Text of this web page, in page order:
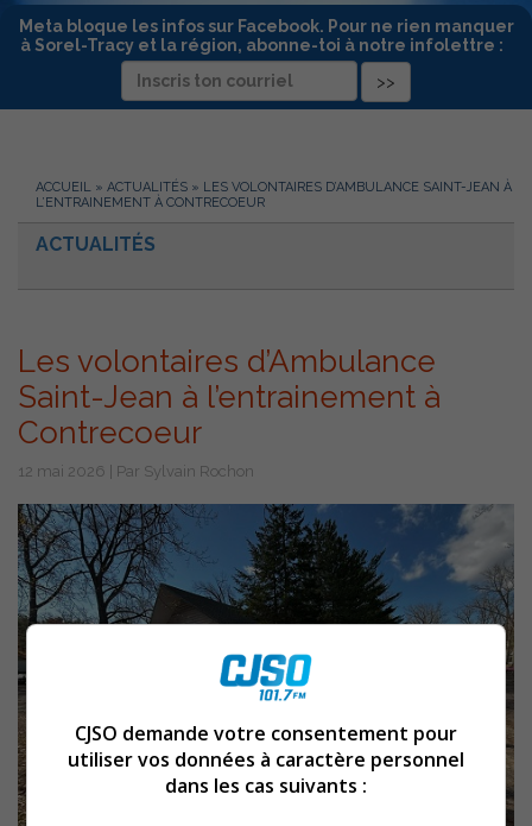
Meta bloque les infos sur Facebook. Pour ne rien manquer
à Sorel-Tracy et la région, abonne-toi à notre infolettre :
ACCUEIL » ACTUALITÉS » LES VOLONTAIRES D’AMBULANCE SAINT-JEAN À
L’ENTRAINEMENT À CONTRECOEUR
ACTUALITÉS
Les volontaires d’Ambulance
Saint-Jean à l’entrainement à
Contrecoeur
12 mai 2026 | Par Sylvain Rochon
CJSO demande votre consentement pour
utiliser vos données à caractère personnel
dans les cas suivants :